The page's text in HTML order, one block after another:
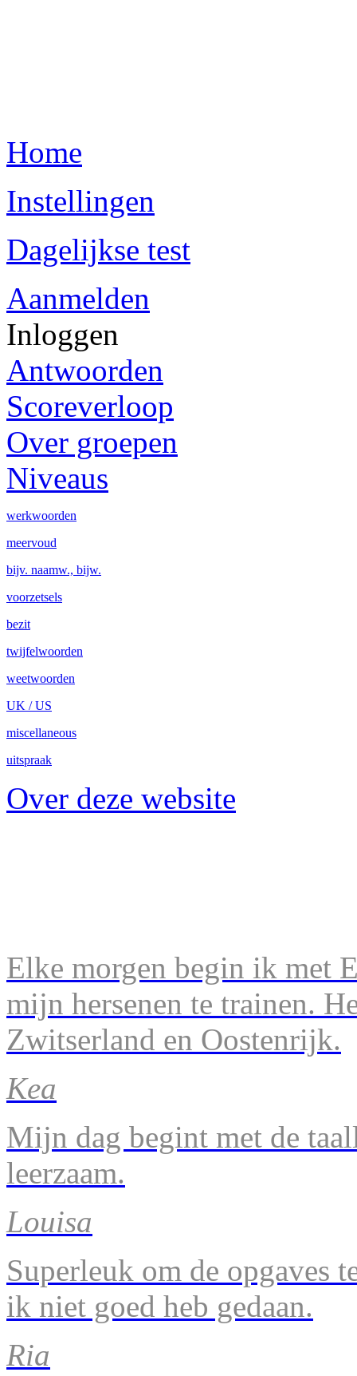
Home
Instellingen
Dagelijkse test
Aanmelden
Inloggen
Antwoorden
Scoreverloop
Over groepen
Niveaus
werkwoorden
meervoud
bijv. naamw., bijw.
voorzetsels
bezit
twijfelwoorden
weetwoorden
UK / US
miscellaneous
uitspraak
Over deze website
Elke morgen begin ik met
mijn hersenen te trainen.
Zwitserland en Oostenrijk.
Kea
Mijn dag begint met de
leerzaam.
Louisa
Superleuk om de opgaves
ik niet goed heb gedaan.
Ria